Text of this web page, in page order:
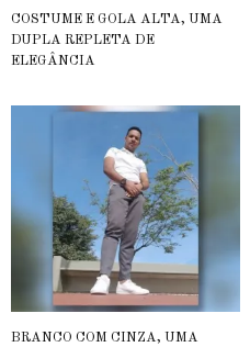
COSTUME E GOLA ALTA, UMA
DUPLA REPLETA DE
ELEGÂNCIA
BRANCO COM CINZA, UMA